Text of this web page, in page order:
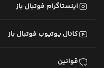
اینستاگرام فوتبال باز
کانال یوتیوب فوتبال باز
قوانین